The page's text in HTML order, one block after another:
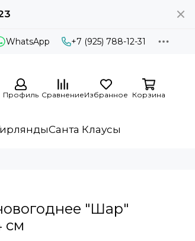
WhatsApp +7 (925) 788-12-31
Профиль СравнениеИзбранное Корзина
Санта Клаусы
"Шар"
см